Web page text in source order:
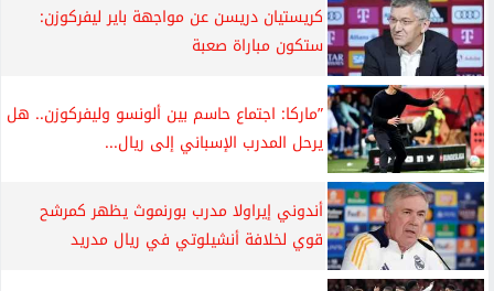
كريستيان دريسن عن مواجهة باير ليفركوزن:
ستكون مباراة صعبة
”ماركا: اجتماع حاسم بين ألونسو وليفركوزن.. هل
يرحل المدرب الإسباني إلى ريال...
أندوني إيراولا مدرب بورنموث يظهر كمرشح
قوي لخلافة أنشيلوتي في ريال مدريد